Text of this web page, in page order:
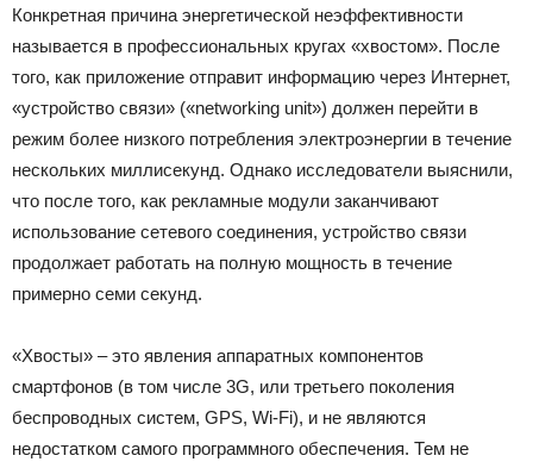
Конкретная причина энергетической неэффективности
называется в профессиональных кругах «хвостом». После
того, как приложение отправит информацию через Интернет,
«устройство связи» («networking unit») должен перейти в
режим более низкого потребления электроэнергии в течение
нескольких миллисекунд. Однако исследователи выяснили,
что после того, как рекламные модули заканчивают
использование сетевого соединения, устройство связи
продолжает работать на полную мощность в течение
примерно семи секунд.
«Хвосты» – это явления аппаратных компонентов
смартфонов (в том числе 3G, или третьего поколения
беспроводных систем, GPS, Wi-Fi), и не являются
недостатком самого программного обеспечения. Тем не